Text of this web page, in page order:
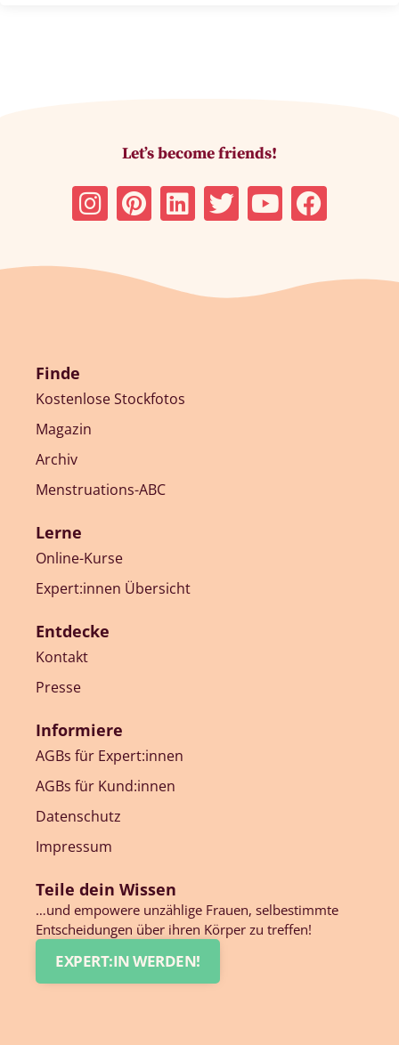
Let’s become friends!
Finde
Kostenlose Stockfotos
Magazin
Archiv
Menstruations-ABC
Lerne
Online-Kurse
Expert:innen Übersicht
Entdecke
Kontakt
Presse
Informiere
AGBs für Expert:innen
AGBs für Kund:innen
Datenschutz
Impressum
Teile dein Wissen
…und empowere unzählige Frauen, selbestimmte
Entscheidungen über ihren Körper zu treffen!
EXPERT:IN WERDEN!